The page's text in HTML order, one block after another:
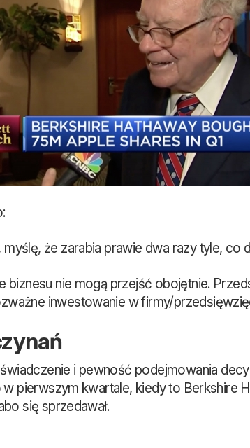
że zarabia prawie dwa razy tyle,
nie mogą przejść obojętnie.
inwestowanie w firmy/
i pewność podejmowania
pierwszym kwartale, kiedy to Berkshire
się sprzedawał.